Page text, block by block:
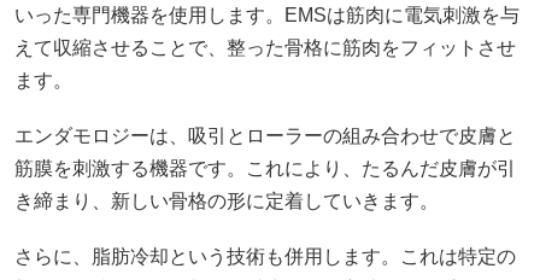
いった専門機器を使用します。EMSは筋肉に電気刺激を与
えて収縮させることで、整った骨格に筋肉をフィットさせ
ます。
エンダモロジーは、吸引とローラーの組み合わせで皮膚と
筋膜を刺激する機器です。これにより、たるんだ皮膚が引
き締まり、新しい骨格の形に定着していきます。
さらに、脂肪冷却という技術も併用します。これは特定の